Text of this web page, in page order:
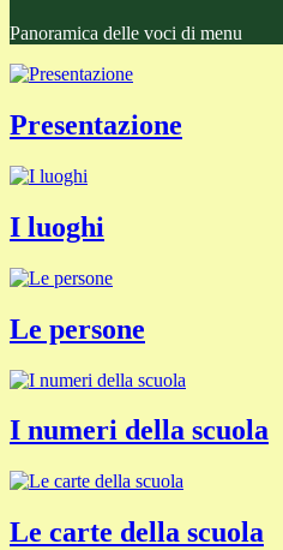
Panoramica delle voci di menu
Presentazione
I luoghi
Le persone
I numeri della scuola
Le carte della scuola